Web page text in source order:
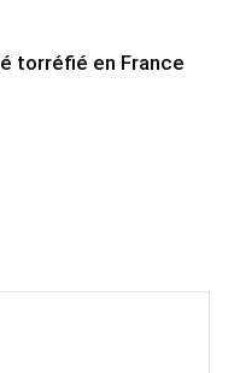
torréfié en France